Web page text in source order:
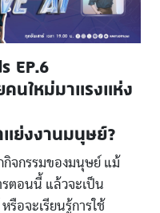
EP.6
นใหม่มาแรงแห่ง
ย่งงานมนุษย์?
กิจกรรมของมนุษย์ แม้
ตอนนี้ แล้วจะเป็น
รือจะเรียนรู้การใช้